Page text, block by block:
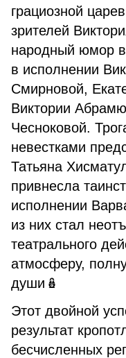
грациозной
зрителей
народный юмор
в исполнении
Смирновой,
Виктории
Чесноковой.
невестками
Татьяна
привнесла
исполнении
из них стал
театрального
атмосферу,
души🪆
Этот двойной
результат
бесчисленных